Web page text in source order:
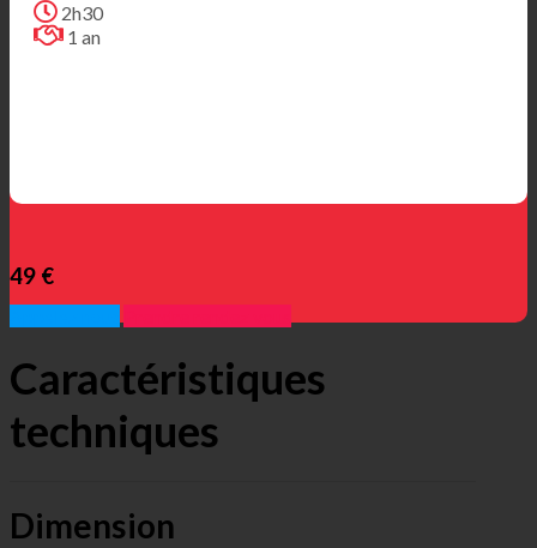
2h30
1 an
49 €
Caractéristiques
techniques
Dimension